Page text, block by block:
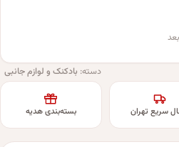
دسته: بادکنک و لوازم جانبی
سریع تهران بسته‌بندی هدیه